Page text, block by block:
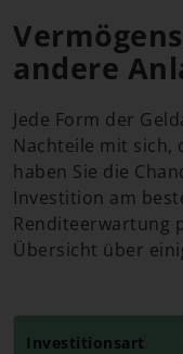
andere
Jede Form der
Nachteile mit sich,
haben Sie die
Investition am
Renditeerwartung
Übersicht über
Investitionsart